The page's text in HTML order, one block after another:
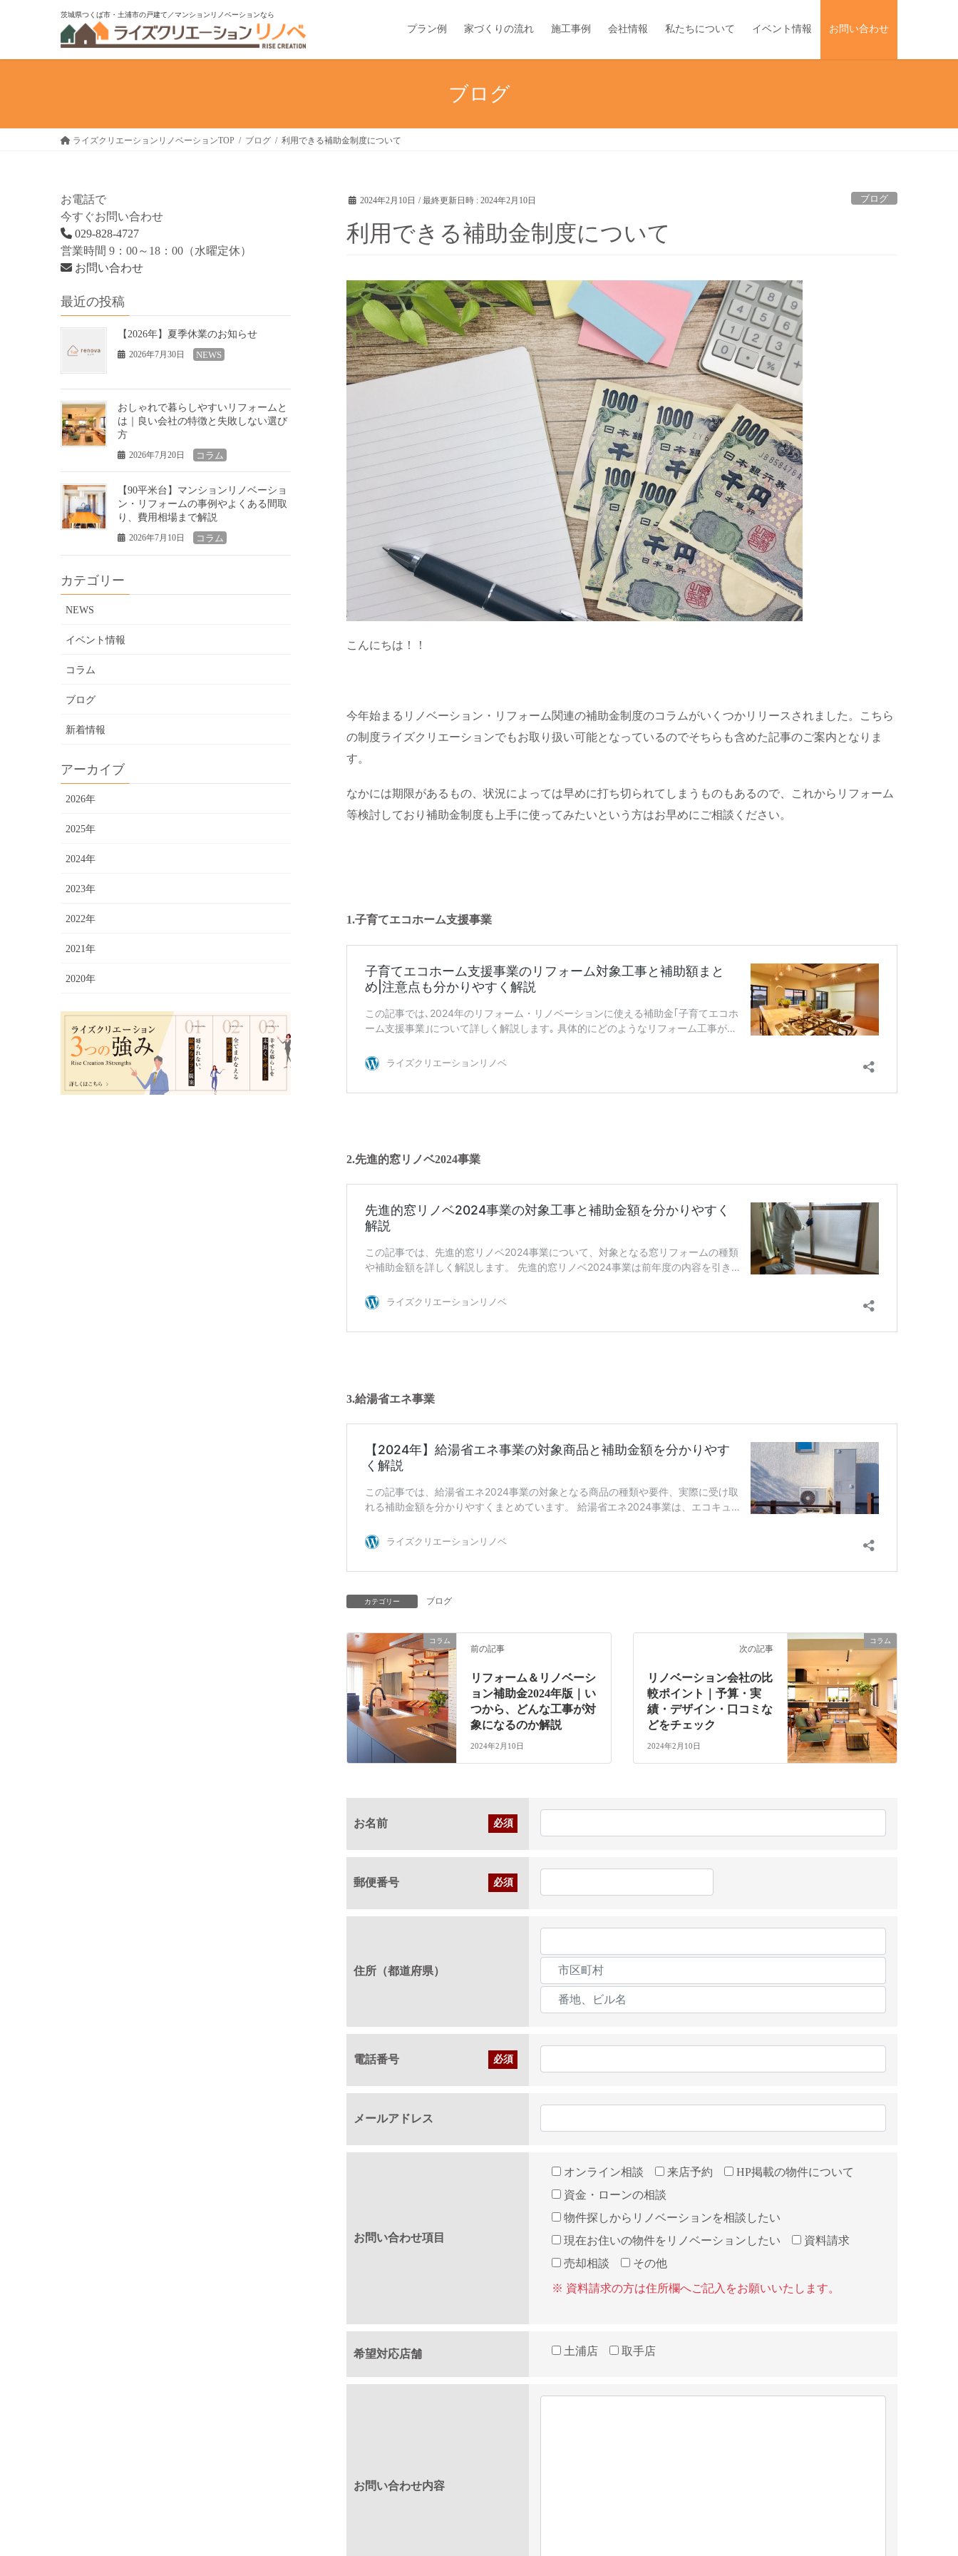
ン
キ
ー
に
茨城県つくば市・土浦市の戸建て／マンションリノベーションなら
プラン例 家づくりの流れ 施工事例 会社情報 私たちについて イベント情報 お問い合わせ
ブログ
ライズクリエーションリノベーションTOP ブログ 利用できる補助金制度について
2024年2月10日 / 最終更新日時 :2024年2月10日 ブログ
利用できる補助金制度について
こんにちは！！
今年始まるリノベーション・リフォーム関連の補助金制度のコラムがいくつかリリースされました。こちら
の制度ライズクリエーションでもお取り扱い可能となっているのでそちらも含めた記事のご案内となりま
す。
なかには期限があるもの、状況によっては早めに打ち切られてしまうものもあるので、これからリフォーム
等検討しており補助金制度も上手に使ってみたいという方はお早めにご相談ください。
1.子育てエコホーム支援事業
2.先進的窓リノベ2024事業
3.給湯省エネ事業
カテゴリー ブログ
コラム
前の記事
リフォーム＆リノベーシ
ョン補助金2024年版｜い
つから、どんな工事が対
象になるのか解説
2024年2月10日
コラム
次の記事
リノベーション会社の比
較ポイント｜予算・実
績・デザイン・口コミな
どをチェック
2024年2月10日
お名前 必須
郵便番号 必須
住所（都道府県）
電話番号 必須
メールアドレス
お問い合わせ項目
オンライン相談 来店予約
HP掲載の物件について
資金・ローンの相談
物件探しからリノベーションを相談したい
現在お住いの物件をリノベーションしたい
資料請求
売却相談
その他
※ 資料請求の方は住所欄へご記入をお願いいたします。
希望対応店舗 土浦店 取手店
お問い合わせ内容
お電話で
今すぐお問い合わせ
029-828-4727
営業時間 9：00～18：00（水曜定休）
お問い合わせ
最近の投稿
【2026年】夏季休業のお知らせ
2026年7月30日 NEWS
おしゃれで暮らしやすいリフォームと
は｜良い会社の特徴と失敗しない選び
方
2026年7月20日 コラム
【90平米台】マンションリノベーショ
ン・リフォームの事例やよくある間取
り、費用相場まで解説
2026年7月10日 コラム
カテゴリー
NEWS
イベント情報
コラム
ブログ
新着情報
アーカイブ
2026年
2025年
2024年
2023年
2022年
2021年
2020年